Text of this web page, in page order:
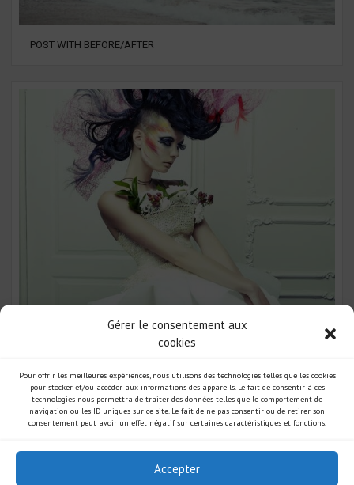
Gérer le consentement aux
cookies
Pour offrir les meilleures expériences, nous utilisons des technologies telles que les cookies
pour stocker et/ou accéder aux informations des appareils. Le fait de consentir à ces
technologies nous permettra de traiter des données telles que le comportement de
navigation ou les ID uniques sur ce site. Le fait de ne pas consentir ou de retirer son
consentement peut avoir un effet négatif sur certaines caractéristiques et fonctions.
Accepter
POST WITH BEFORE/AFTER